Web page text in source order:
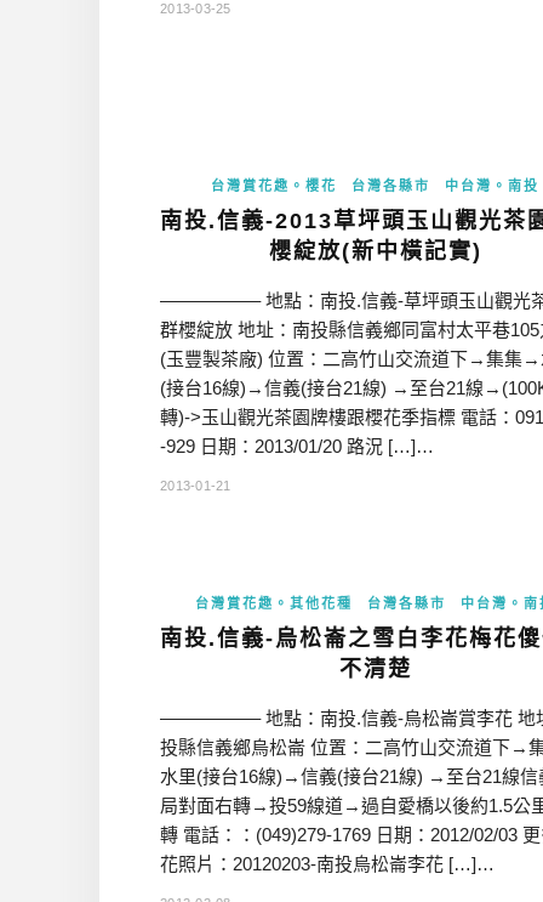
2013-03-25
台灣賞花趣。櫻花 台灣各縣市 中台灣。南投
南投.信義-2013草坪頭玉山觀光茶
櫻綻放(新中橫記實)
—————– 地點：南投.信義-草坪頭玉山觀光茶
群櫻綻放 地址：南投縣信義鄉同富村太平巷
(玉豐製茶廠) 位置：二高竹山交流道下→集集→
(接台16線)→信義(接台21線) →至台21線
轉)->玉山觀光茶園牌樓跟櫻花季指標 電話：
-929 日期：2013/01/20 路況 […]…
2013-01-21
台灣賞花趣。其他花種 台灣各縣市 中台灣。南
南投.信義-烏松崙之雪白李花梅花
不清楚
—————– 地點：南投.信義-烏松崙賞李花 地
投縣信義鄉烏松崙 位置：二高竹山交流道下→
水里(接台16線)→信義(接台21線) →至台21線信
局對面右轉→投59線道→過自愛橋以後約1.5公
轉 電話：：(049)279-1769 日期：2012/02/03
花照片：20120203-南投烏松崙李花 […]…